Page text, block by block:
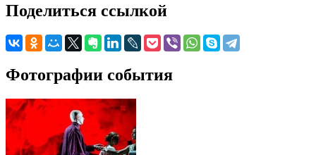
Поделиться ссылкой
Фотографии события